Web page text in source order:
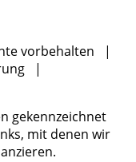
vorbehalten |
|
gekennzeichnet
mit denen wir